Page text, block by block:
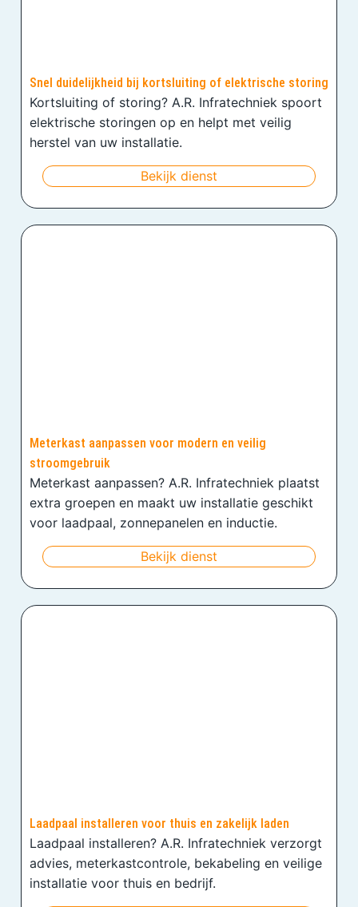
Snel duidelijkheid bij kortsluiting of elektrische storing
Kortsluiting of storing? A.R. Infratechniek spoort
elektrische storingen op en helpt met veilig
herstel van uw installatie.
Bekijk dienst
Meterkast aanpassen voor modern en veilig
stroomgebruik
Meterkast aanpassen? A.R. Infratechniek plaatst
extra groepen en maakt uw installatie geschikt
voor laadpaal, zonnepanelen en inductie.
Bekijk dienst
Laadpaal installeren voor thuis en zakelijk laden
Laadpaal installeren? A.R. Infratechniek verzorgt
advies, meterkastcontrole, bekabeling en veilige
installatie voor thuis en bedrijf.